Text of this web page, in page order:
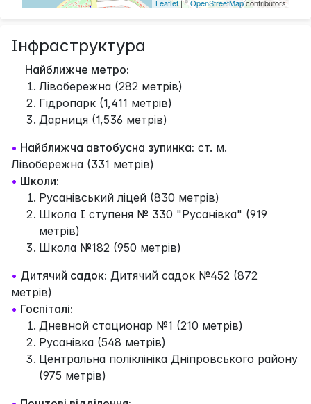
Leaflet| ©OpenStreetMapcontributors
Інфраструктура
Найближче метро:
Лівобережна (282 метрів)
Гідропарк (1,411 метрів)
Дарниця (1,536 метрів)
• Найближча автобусна зупинка: ст. м.
Лівобережна (331 метрів)
• Школи:
Русанівський ліцей (830 метрів)
Школа І ступеня № 330 "Русанівка" (919
метрів)
Школа №182 (950 метрів)
• Дитячий садок: Дитячий садок №452 (872
метрів)
• Госпіталі:
Дневной стационар №1 (210 метрів)
Русанівка (548 метрів)
Центральна поліклініка Дніпровського району
(975 метрів)